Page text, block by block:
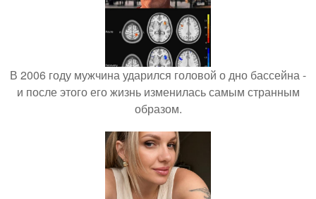
В 2006 году мужчина ударился головой о дно бассейна -
и после этого его жизнь изменилась самым странным
образом.